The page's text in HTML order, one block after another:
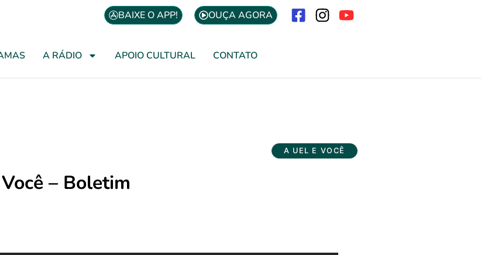
BAIXE O APP! OUÇA AGORA
A RÁDIO APOIO CULTURAL CONTATO
A UEL E VOCÊ
– Boletim